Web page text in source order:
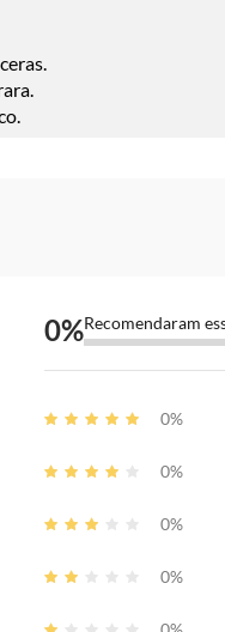
0%Recomendaram
0%
0%
0%
0%